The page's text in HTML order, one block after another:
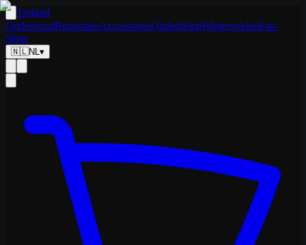
Tesland
OnderhoudReparatiesAccessoiresOnderdelenWinterwielenFan-
Shop
🇳🇱NL▾